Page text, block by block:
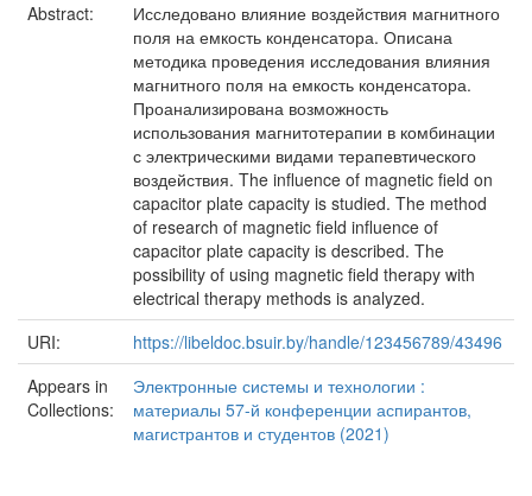
Abstract:
Исследовано влияние воздействия магнитного
поля на емкость конденсатора. Описана
методика проведения исследования влияния
магнитного поля на емкость конденсатора.
Проанализирована возможность
использования магнитотерапии в комбинации
с электрическими видами терапевтического
воздействия. The influence of magnetic field on
capacitor plate capacity is studied. The method
of research of magnetic field influence of
capacitor plate capacity is described. The
possibility of using magnetic field therapy with
electrical therapy methods is analyzed.
URI:
https://libeldoc.bsuir.by/handle/123456789/43496
Appears in
Collections:
Электронные системы и технологии :
материалы 57-й конференции аспирантов,
магистрантов и студентов (2021)